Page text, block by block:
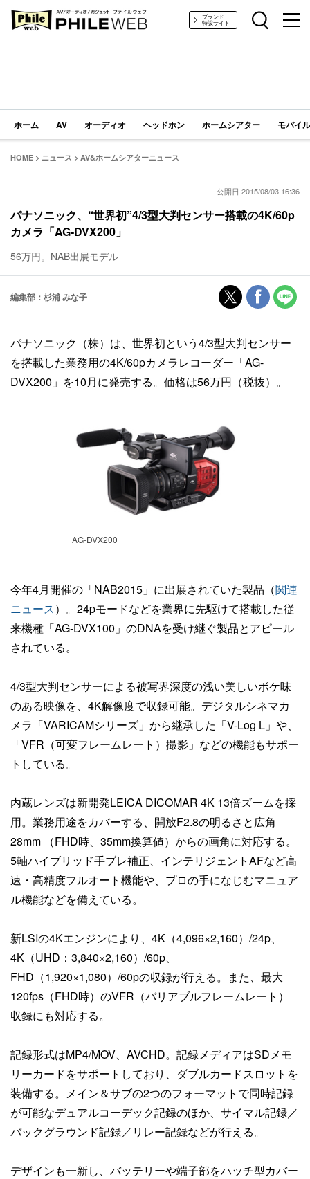
PHILE WEB｜AV/オーディオ/ガジェットブランド
特設サイト
ホーム AV オーディオ ヘッドホン ホームシアター モバイ
HOME > ニュース > AV&ホームシアターニュース
公開日 2015/08/03 16:36
パナソニック、“世界初”4/3型大判センサー搭載の4K/60p
カメラ「AG-DVX200」
56万円。NAB出展モデル
編集部：杉浦 みな子
パナソニック（株）は、世界初という4/3型大判センサー
を搭載した業務用の4K/60pカメラレコーダー「AG-
DVX200」を10月に発売する。価格は56万円（税抜）。
AG-DVX200
今年4月開催の「NAB2015」に出展されていた製品（関連
ニュース）。24pモードなどを業界に先駆けて搭載した従
来機種「AG-DVX100」のDNAを受け継ぐ製品とアピール
されている。
4/3型大判センサーによる被写界深度の浅い美しいボケ味
のある映像を、4K解像度で収録可能。デジタルシネマカ
メラ「VARICAMシリーズ」から継承した「V-Log L」や、
「VFR（可変フレームレート）撮影」などの機能もサポー
トしている。
内蔵レンズは新開発LEICA DICOMAR 4K 13倍ズームを採
用。業務用途をカバーする、開放F2.8の明るさと広角
28mm （FHD時、35mm換算値）からの画角に対応する。
5軸ハイブリッド手ブレ補正、インテリジェントAFなど高
速・高精度フルオート機能や、プロの手になじむマニュア
ル機能などを備えている。
新LSIの4Kエンジンにより、4K（4,096×2,160）/24p、
4K（UHD：3,840×2,160）/60p、
FHD（1,920×1,080）/60pの収録が行える。また、最大
120fps（FHD時）のVFR（バリアブルフレームレート）
収録にも対応する。
記録形式はMP4/MOV、AVCHD。記録メディアはSDメモ
リーカードをサポートしており、ダブルカードスロットを
装備する。メイン＆サブの2つのフォーマットで同時記録
が可能なデュアルコーデック記録のほか、サイマル記録／
バックグラウンド記録／リレー記録などが行える。
デザインも一新し、バッテリーや端子部をハッチ型カバー